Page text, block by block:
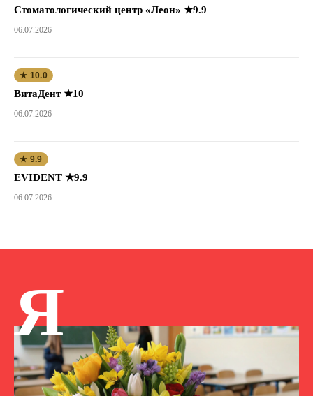
Стоматологический центр «Леон» ★9.9
06.07.2026
★ 10.0
ВитаДент ★10
06.07.2026
★ 9.9
EVIDENT ★9.9
06.07.2026
Я